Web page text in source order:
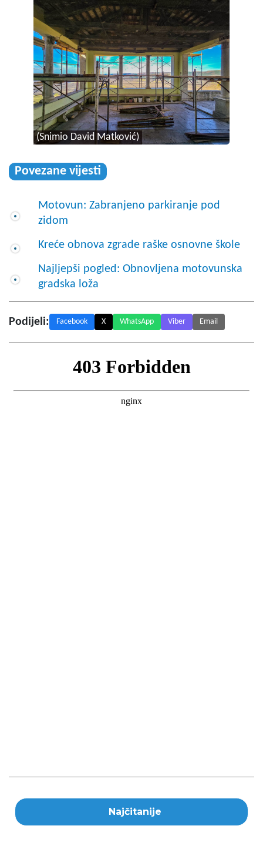
(Snimio David Matković)
Povezane vijesti
Motovun: Zabranjeno parkiranje pod
zidom
Kreće obnova zgrade raške osnovne škole
Najljepši pogled: Obnovljena motovunska
gradska loža
Podijeli: Facebook X WhatsApp Viber Email
Najčitanije